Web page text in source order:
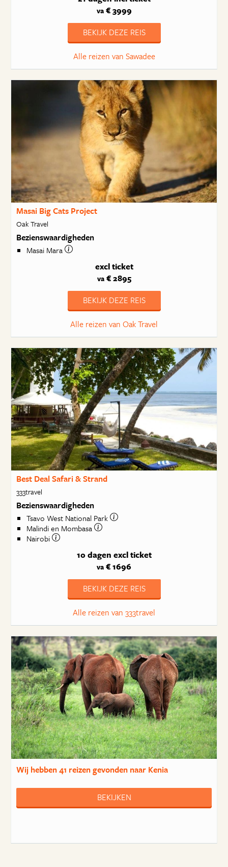
va€ 3999
BEKIJK DEZE REIS
Alle reizen van Sawadee
Masai Big Cats Project
Oak Travel
Bezienswaardigheden
Masai Mara
excl ticket
va€ 2895
BEKIJK DEZE REIS
Alle reizen van Oak Travel
Best Deal Safari & Strand
333travel
Bezienswaardigheden
Tsavo West National Park
Malindi en Mombasa
Nairobi
10 dagen excl ticket
va € 1696
BEKIJK DEZE REIS
Alle reizen van 333travel
Wij hebben41 reizengevonden naar Kenia
BEKIJKEN